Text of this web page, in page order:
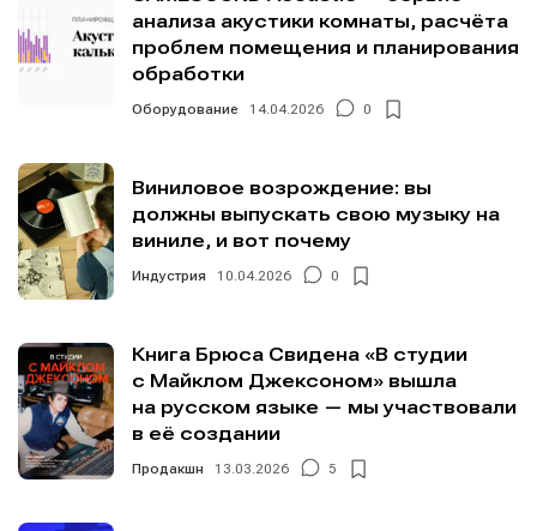
анализа акустики комнаты, расчёта
проблем помещения и планирования
обработки
Оборудование 14.04.2026 0
Виниловое возрождение: вы
должны выпускать свою музыку на
виниле, и вот почему
Индустрия 10.04.2026 0
Книга Брюса Свидена «В студии
с Майклом Джексоном» вышла
на русском языке — мы участвовали
в её создании
Продакшн 13.03.2026 5